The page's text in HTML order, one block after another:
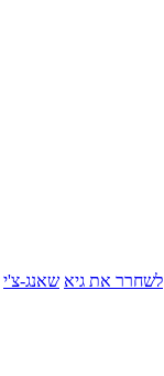
לשחרר את גיא שאנג-צ'י